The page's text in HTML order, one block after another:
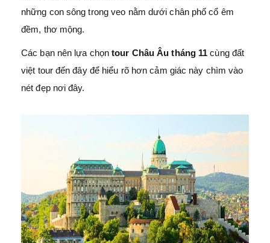
những con sông trong veo nằm dưới chân phố cổ êm
đềm, thơ mộng.
Các bạn nên lựa chọn tour Châu Âu tháng 11 cùng đất
việt tour đến đây để hiểu rõ hơn cảm giác này chìm vào
nét đẹp nơi đây.